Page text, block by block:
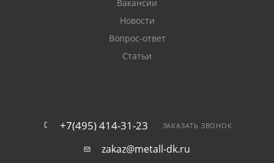
Вакансии
Новости
Вопрос-ответ
Статьи
+7(495) 414-31-23 ЗАКАЗАТЬ ЗВОНОК
zakaz@metall-dk.ru